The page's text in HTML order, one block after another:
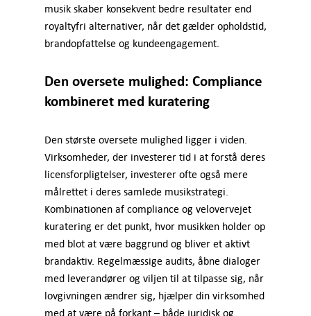
musik skaber konsekvent bedre resultater end
royaltyfri alternativer, når det gælder opholdstid,
brandopfattelse og kundeengagement.
Den oversete mulighed: Compliance
kombineret med kuratering
Den største oversete mulighed ligger i viden.
Virksomheder, der investerer tid i at forstå deres
licensforpligtelser, investerer ofte også mere
målrettet i deres samlede musikstrategi.
Kombinationen af compliance og velovervejet
kuratering er det punkt, hvor musikken holder op
med blot at være baggrund og bliver et aktivt
brandaktiv. Regelmæssige audits, åbne dialoger
med leverandører og viljen til at tilpasse sig, når
lovgivningen ændrer sig, hjælper din virksomhed
med at være på forkant – både juridisk og